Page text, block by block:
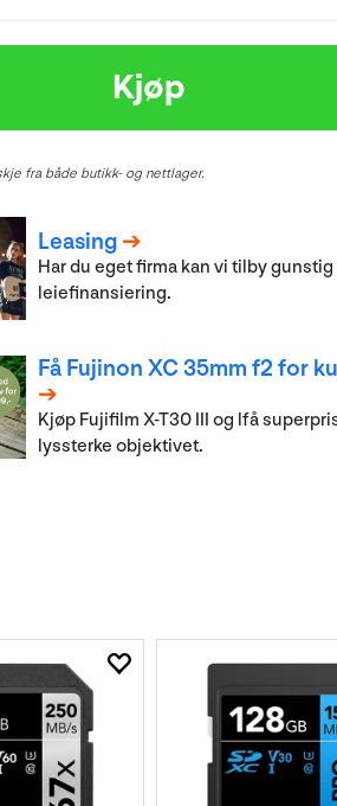
Kjøp
fra både butikk- og nettlager.
Leasing
Har du eget firma kan vi tilby gunstig
leiefinansiering.
Få Fujinon XC 35mm f2 for
Kjøp Fujifilm X-T30 III og lfå
lyssterke objektivet.